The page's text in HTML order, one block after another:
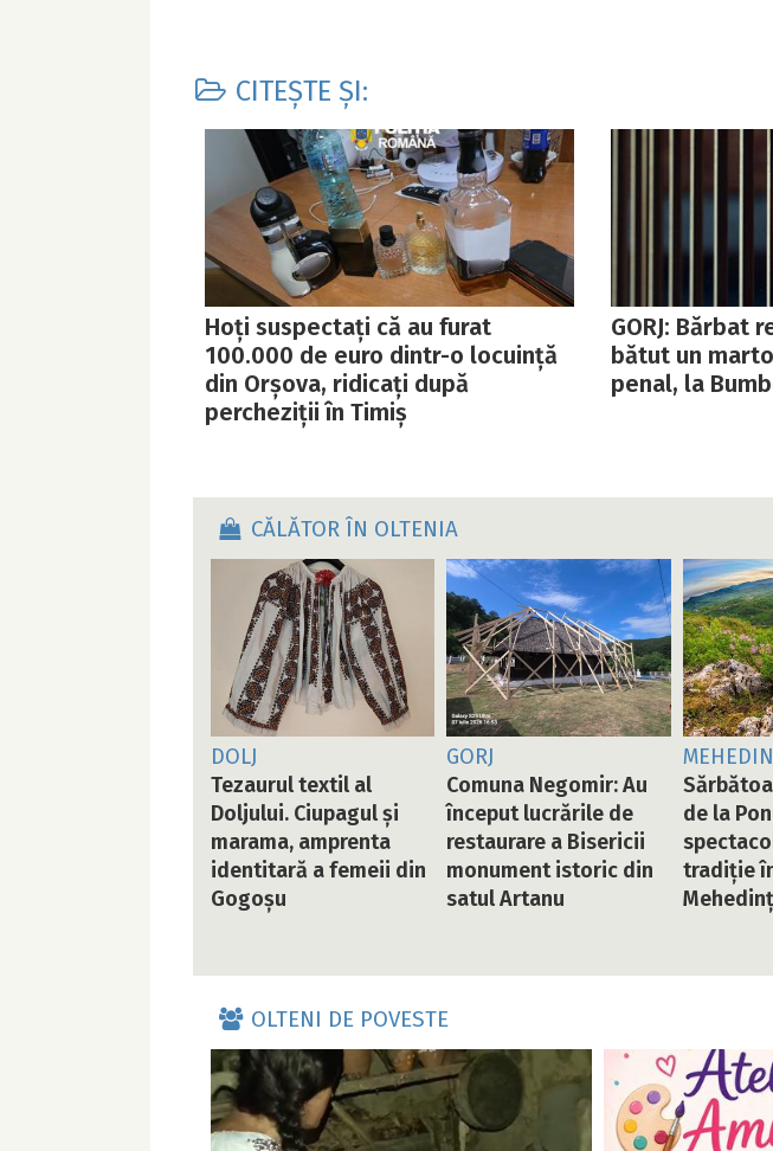
CITEȘTE ȘI:
Hoți suspectați că au furat
100.000 de euro dintr-o locuință
din Orșova, ridicați după
percheziții în Timiș
GORJ: Bărbat
bătut un
penal, la
CĂLĂTOR ÎN OLTENIA
DOLJ
Tezaurul textil al
Doljului. Ciupagul și
marama, amprenta
identitară a femeii din
Gogoșu
GORJ
Comuna Negomir: Au
început lucrările de
restaurare a Bisericii
monument istoric din
satul Artanu
de la
tradiție
OLTENI DE POVESTE